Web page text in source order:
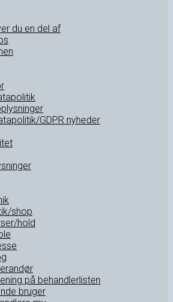
du en del af
GDPR nyheder
shop
hold
på behandlerlisten
bruger